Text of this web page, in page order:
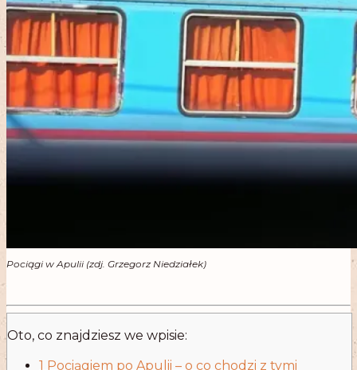
Pociągi w Apulii (zdj. Grzegorz Niedziałek)
Oto, co znajdziesz we wpisie:
1 Pociągiem po Apulii – o co chodzi z tymi